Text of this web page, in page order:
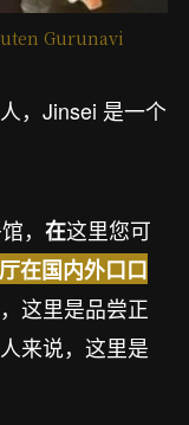
Gurunavi
，Jinsei 是一个
， 在这里您可
在国内外口口
这里是品尝正
来说，这里是